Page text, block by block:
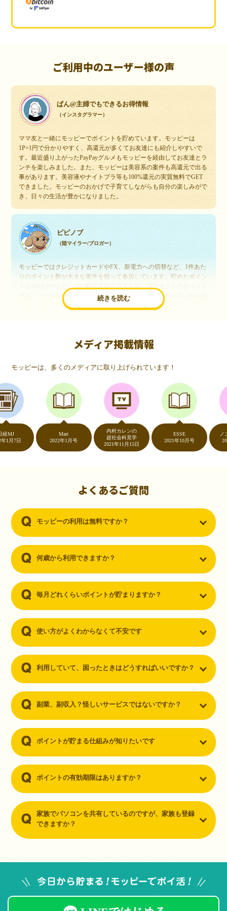
ご利用中のユーザー様の声
ぱん@主婦でもできるお得情報
（インスタグラマー）
ママ友と一緒にモッピーでポイントを貯めています。モッピーは
1P=1円で分かりやすく、高還元が多くてお友達にも紹介しやすいで
す。最近盛り上がったPayPayグルメもモッピーを経由してお友達とラ
ンチを楽しみました。また、モッピーは美容系の案件も高還元で出る
事があります。美容液やナイトブラ等も100%還元の実質無料でGET
できました。モッピーのおかげで子育てしながらも自分の楽しみがで
き、日々の生活が豊かになりました。
続きを読む
ピピノブ
（陸マイラー/ブロガー）
モッピーではクレジットカードやFX、新電力への切替など、1件あた
りのポイント数が大きな案件を狙って参加しています。貯めたポイン
交換しています。このようにすることで、ほぼ無料で年数回の国内旅
行や海外旅行を実現しています。モッピーは陸マイラーや旅行好きに
いつものネットショッピングが、モッピーでお得
（20代・女性）
友達に勧められてモッピーをはじめました。空いた時間にスマホで買
い物をすることが多いのですが、モッピーを経由するだけでショップ
のポイントとモッピーのポイントが二重で貯まることを知り、ビック
リ…！いつものネットショッピングをモッピーを経由するだけでポイ
ントが貯まるなんて…もっと早く教えてほしかった～！貯まったポイ
ントはギフト券に交換して、プチ贅沢を楽しんでます♪
（30代・男性）
ーを知りました。クレジットカードを発行するだけでポイントが貯ま
るならと無料登録して、クレジットカードの発行やアプリダウンロー
メディア掲載情報
モッピーは、多くのメディアに取り上げられています！
日
2022年1月号
内村カレンの
超社会科見学
2021年11月15日
2021年10月号
ノンスト
2020年5
よくあるご質問
モッピーの利用は無料ですか？
何歳から利用できますか？
毎月どれくらいポイントが貯まりますか？
使い方がよくわからなくて不安です
利用していて、困ったときはどうすればいいですか？
副業、副収入？怪しいサービスではないですか？
ポイントが貯まる仕組みが知りたいです
ポイントの有効期限はありますか？
家族でパソコンを共有しているのですが、家族も登録
できますか？